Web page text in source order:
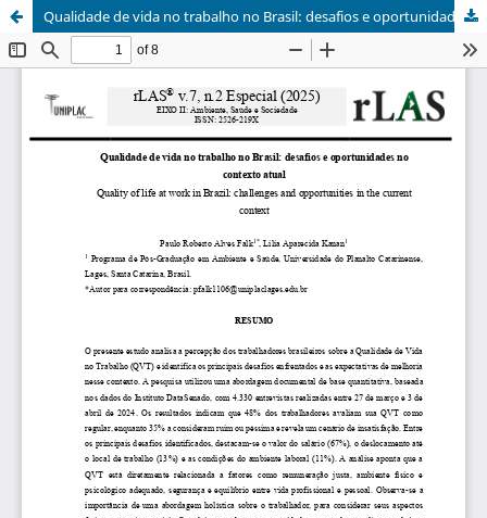
Qualidade de vida no trabalho no Brasil: desafios e oportunidades no contexto atual